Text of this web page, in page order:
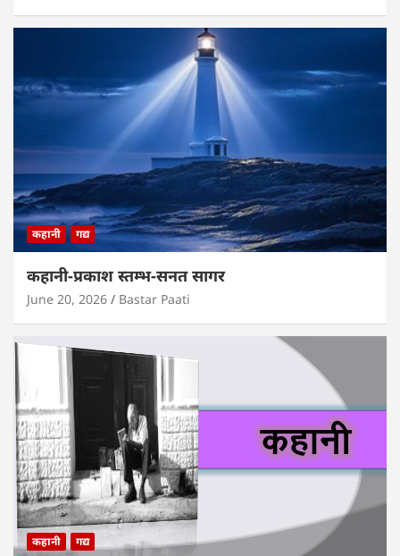
कहानी गद्य
कहानी-प्रकाश स्तम्भ-सनत सागर
June 20, 2026 Bastar Paati
कहानी गद्य